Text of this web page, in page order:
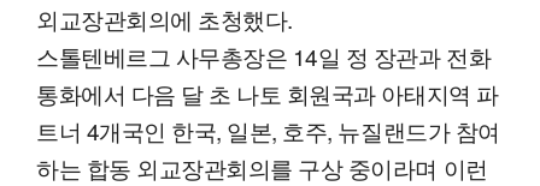
외교장관회의에 초청했다.
스톨텐베르그 사무총장은 14일 정 장관과 전화
통화에서 다음 달 초 나토 회원국과 아태지역 파
트너 4개국인 한국, 일본, 호주, 뉴질랜드가 참여
하는 합동 외교장관회의를 구상 중이라며 이런